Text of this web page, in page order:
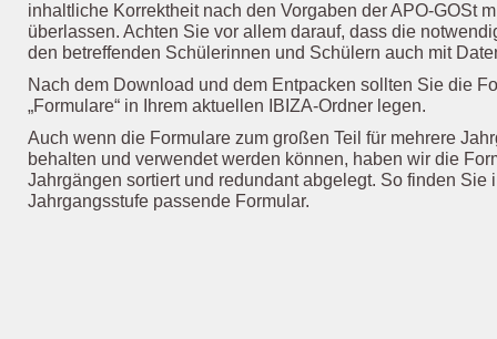
inhaltliche Korrektheit nach den Vorgaben der APO-GOSt
überlassen. Achten Sie vor allem darauf, dass die
den betreffenden Schülerinnen und Schülern auch mit
‍Nach dem Download und dem Entpacken sollten Sie die
„Formulare“ in Ihrem aktuellen IBIZA-Ordner legen.
‍Auch wenn die Formulare zum großen Teil für mehrere
behalten und verwendet werden können, haben wir die
Jahrgängen sortiert und redundant abgelegt. So finden Sie
Jahrgangsstufe passende Formular.